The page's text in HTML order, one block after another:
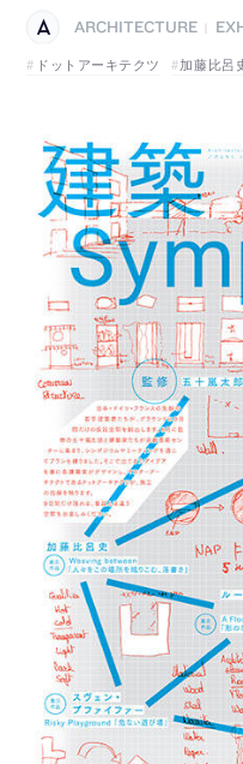
ARCHITECTURE
ドットアーキテクツ
加藤比呂